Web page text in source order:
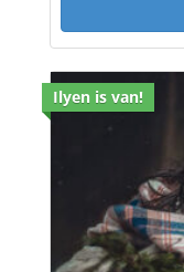
Ilyen is van!